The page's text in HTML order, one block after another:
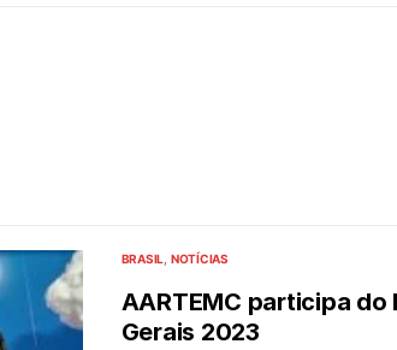
BRASIL NOTÍCIAS
AARTEMC participa do
Gerais 2023